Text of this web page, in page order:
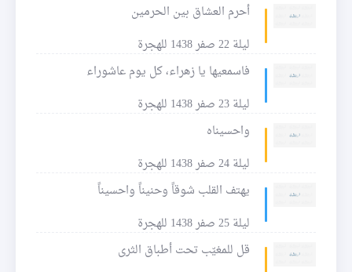
أحرم العشاق بين الحرمين
ليلة 22 صفر 1438 للهجرة
فاسمعيها يا زهراء، كل يوم عاشوراء
ليلة 23 صفر 1438 للهجرة
واحسيناه
ليلة 24 صفر 1438 للهجرة
يهتف القلب شوقاً وحنيناً واحسيناً
ليلة 25 صفر 1438 للهجرة
قل للمغيّب تحت أطباق الثرى